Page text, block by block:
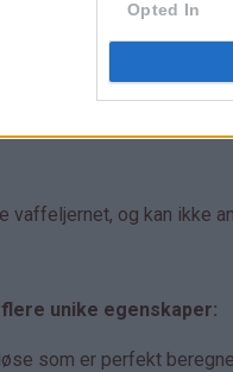
Opted In
og kan ikke
unike egenskaper:
som er perfekt